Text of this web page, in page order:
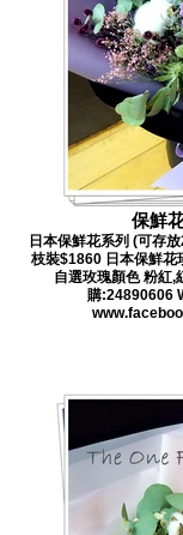
保鮮
日本保鮮花系列 (可存
枝裝$1860 日本保鮮
自選玫瑰顏色 粉紅,
購:24890606